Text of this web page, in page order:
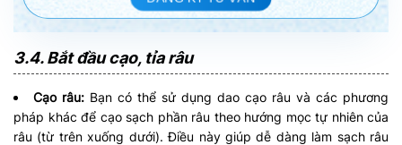
3.4. Bắt đầu cạo, tỉa râu
Cạo râu: Bạn có thể sử dụng dao cạo râu và các phương
pháp khác để cạo sạch phần râu theo hướng mọc tự nhiên của
râu (từ trên xuống dưới). Điều này giúp dễ dàng làm sạch râu